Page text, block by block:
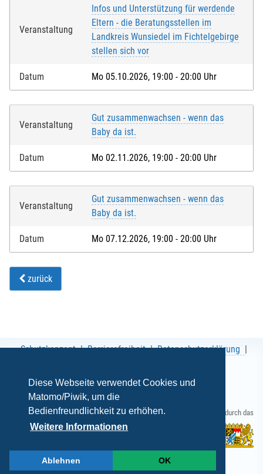
Diese Webseite verwendet Cookies und
Matomo/Piwik, um die
Bedienfreundlichkeit zu erhöhen.
Weitere Informationen
Ablehnen OK
Veranstaltung
Infos und Unterstützung für werdende
Eltern - die Beratungsstellen im
Landkreis Wunsiedel im Fichtelgebirge
stellen sich vor
Datum Mo 05.10.2026, 19:00 - 20:00 Uhr
Veranstaltung
Gut zusammenwachsen - wenn das
Baby da ist.
Datum Mo 02.11.2026, 19:00 - 20:00 Uhr
Veranstaltung
Gut zusammenwachsen - wenn das
Baby da ist.
Datum Mo 07.12.2026, 19:00 - 20:00 Uhr
zurück
Schutzkonzept Barrierefreiheit
Datenschutzerklärung
Gefördert durch das